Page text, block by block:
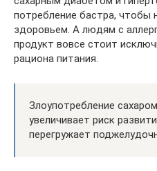
потребление бастра, чтобы
здоровьем. А людям с
продукт вовсе стоит
рациона питания.
Злоупотребление
увеличивает риск
перегружает